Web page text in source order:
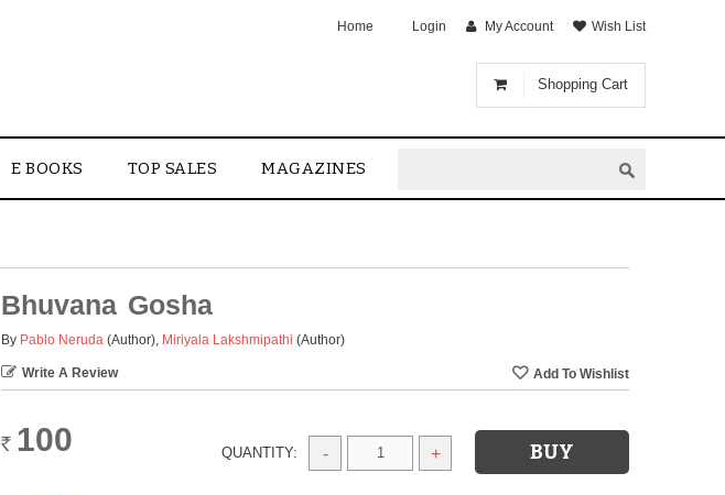
Shopping Cart
Home Login My Account Wish List
E BOOKS TOP SALES MAGAZINES
Bhuvana Gosha
By Pablo Neruda (Author), Miriyala Lakshmipathi (Author)
Write A Review
Rs. 100 QUANTITY: - +